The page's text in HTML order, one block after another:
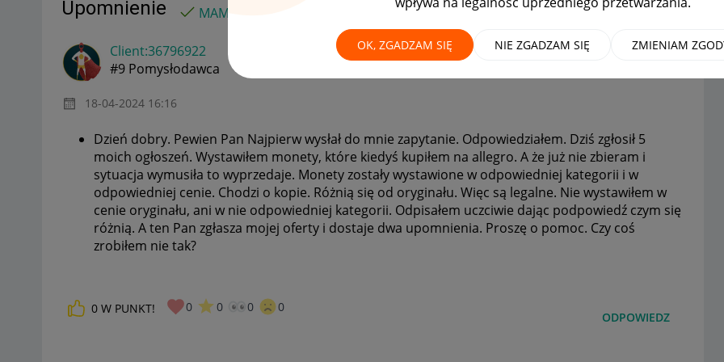
OK, ZGADZAM SIĘ NIE ZGADZAM SIĘ ZMIENIAM
Upomnienie MAMY ROZWIĄZANIE!
Client:36796922
#9 Pomysłodawca
‎18-04-2024 16:16
Dzień dobry. Pewien Pan Najpierw wysłał do mnie zapytanie. Odpowiedziałem. Dziś zgłosił 5
moich ogłoszeń. Wystawiłem monety, które kiedyś kupiłem na allegro. A że już nie zbieram i
sytuacja wymusiła to wyprzedaje. Monety zostały wystawione w odpowiedniej kategorii i w
odpowiedniej cenie. Chodzi o kopie. Różnią się od oryginału. Więc są legalne. Nie wystawiłem w
cenie oryginału, ani w nie odpowiedniej kategorii. Odpisałem uczciwie dając podpowiedź czym się
różnią. A ten Pan zgłasza mojej oferty i dostaje dwa upomnienia. Proszę o pomoc. Czy coś
zrobiłem nie tak?
0 W PUNKT! 0 0 0 0
ODPOWIEDZ